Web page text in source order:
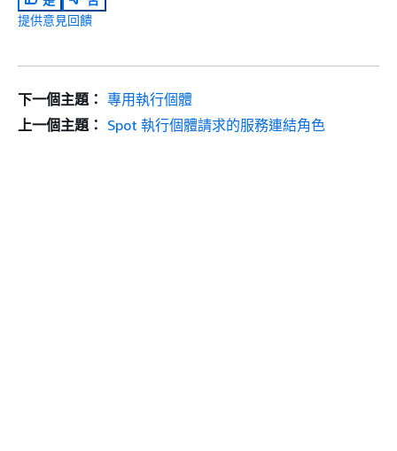
提供意見回饋
下一個主題： 專用執行個體
上一個主題： Spot 執行個體請求的服務連結角色